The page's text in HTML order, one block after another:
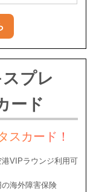
プレ
ード
スカード！
港VIPラウンジ利用可
海外障害保険